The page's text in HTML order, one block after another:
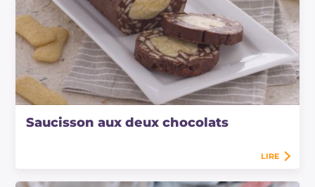
Saucisson aux deux chocolats
LIRE